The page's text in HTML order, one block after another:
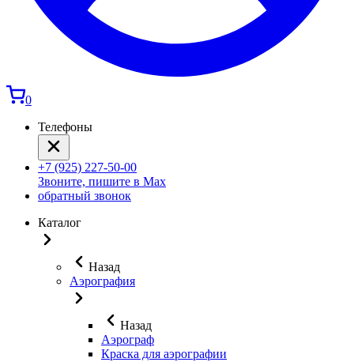
0
Телефоны
+7 (925) 227-50-00
Звоните, пишите в Max
обратный звонок
Каталог
Назад
Аэрография
Назад
Аэрограф
Краска для аэрографии